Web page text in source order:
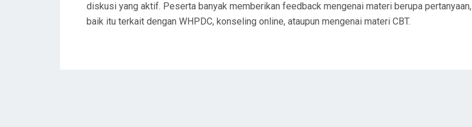
diskusi yang aktif. Peserta banyak memberikan feedback mengenai materi berupa pertanyaan,
baik itu terkait dengan WHPDC, konseling online, ataupun mengenai materi CBT.